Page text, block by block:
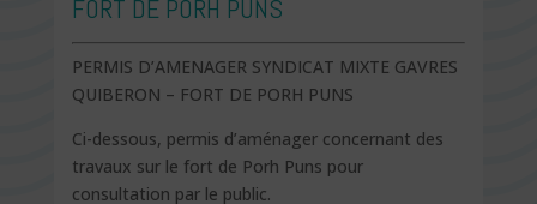
FORT DE PORH PUNS
PERMIS D’AMENAGER SYNDICAT MIXTE GAVRES
QUIBERON – FORT DE PORH PUNS
Ci-dessous, permis d’aménager concernant des
travaux sur le fort de Porh Puns pour
consultation par le public.